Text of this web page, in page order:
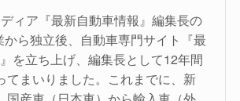
ィア『最新自動車情報』編集長の
ら独立後、自動車専門サイト『最
を立ち上げ、編集長として12年間
てまいりました。これまでに、新